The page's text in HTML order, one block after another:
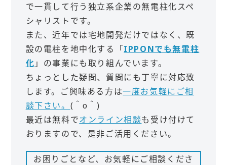
で一貫して行う独立系企業の無電柱化スペ
シャリストです。
また、近年では宅地開発だけではなく、既
設の電柱を地中化する「IPPONでも無電柱
化 」の事業にも取り組んでいます。
ちょっとした疑問、質問にも丁寧に対応致
します。ご興味ある方は一度お気軽にご相
談下さい。 (＾o＾)
最近は無料でオンライン相談も受け付けて
おりますので、是非ご活用ください。
お困りごとなど、お気軽にご相談くださ